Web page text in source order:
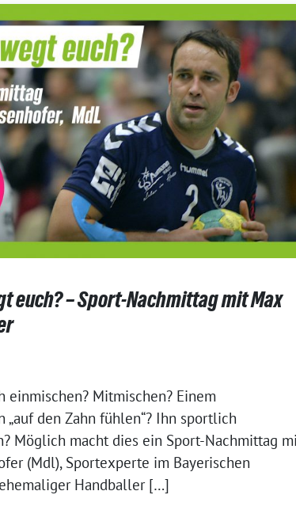
euch? – Sport-Nachmittag mit Max
einmischen? Mitmischen? Einem
„auf den Zahn fühlen“? Ihn sportlich
Möglich macht dies ein Sport-Nachmittag
(Mdl), Sportexperte im Bayerischen
Handballer […]